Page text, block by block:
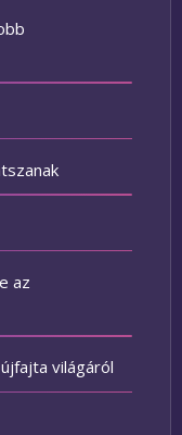
az
világáról